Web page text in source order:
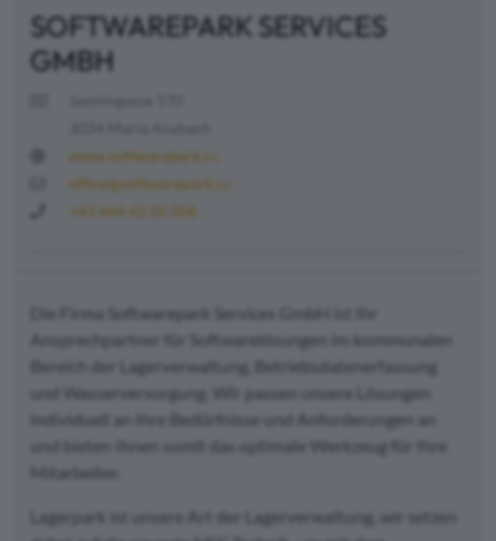
SOFTWAREPARK SERVICES
GMBH
www.softwarepark.cc
office@softwarepark.cc
+43 664 42 02 006
Die Firma Softwarepark Services GmbH ist Ihr
Ansprechpartner für Softwarelösungen im kommunalen
Bereich der Lagerverwaltung, Betriebsdatenerfassung
und Wasserversorgung. Wir passen unsere Lösungen
individuell an Ihre Bedürfnisse und Anforderungen an
und bieten Ihnen somit das optimale Werkzeug für Ihre
Mitarbeiter.
Lagerpark ist unsere Art der Lagerverwaltung, wir setzen